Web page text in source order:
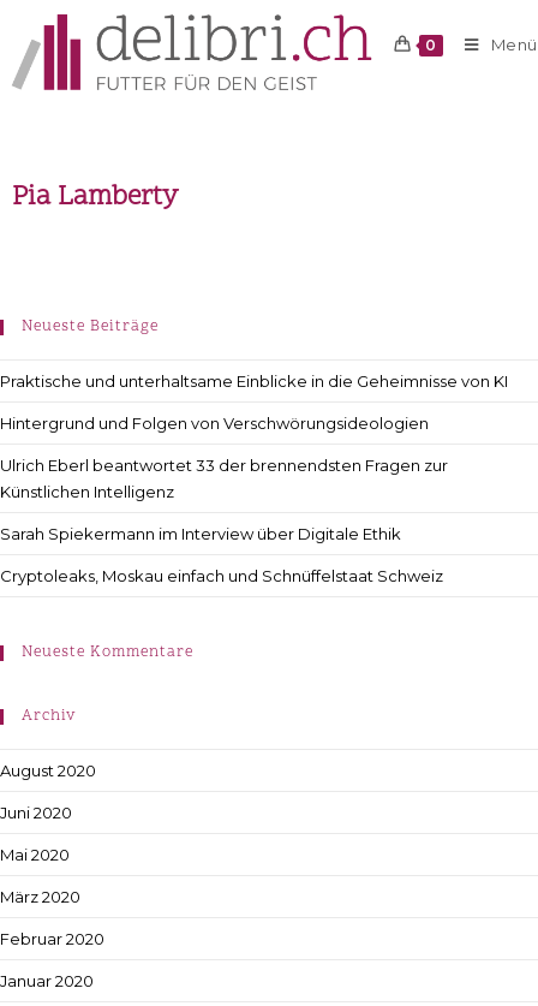
0 Menü
Pia Lamberty
Neueste Beiträge
Praktische und unterhaltsame Einblicke in die Geheimnisse von KI
Hintergrund und Folgen von Verschwörungsideologien
Ulrich Eberl beantwortet 33 der brennendsten Fragen zur
Künstlichen Intelligenz
Sarah Spiekermann im Interview über Digitale Ethik
Cryptoleaks, Moskau einfach und Schnüffelstaat Schweiz
Neueste Kommentare
Archiv
August 2020
Juni 2020
Mai 2020
März 2020
Februar 2020
Januar 2020